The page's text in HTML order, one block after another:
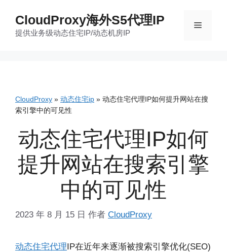
CloudProxy海外S5代理IP
提供业务级动态住宅IP/动态机房IP
菜
CloudProxy » 动态住宅ip » 动态住宅代理IP如何提升网站在搜
索引擎中的可见性
动态住宅代理IP如何
提升网站在搜索引擎
中的可见性
2023 年 8 月 15 日 作者 CloudProxy
动态住宅代理IP在近年来逐渐被搜索引擎优化(SEO)